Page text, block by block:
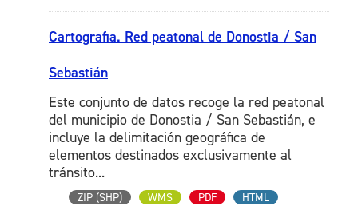
Cartografia. Red peatonal de Donostia / San
Sebastián
Este conjunto de datos recoge la red peatonal
del municipio de Donostia / San Sebastián, e
incluye la delimitación geográfica de
elementos destinados exclusivamente al
tránsito...
ZIP (SHP) WMS PDF HTML